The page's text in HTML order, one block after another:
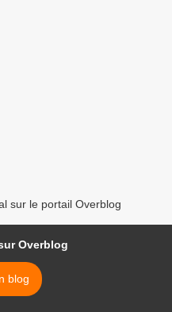
sur le portail Overblog
Overblog
blog